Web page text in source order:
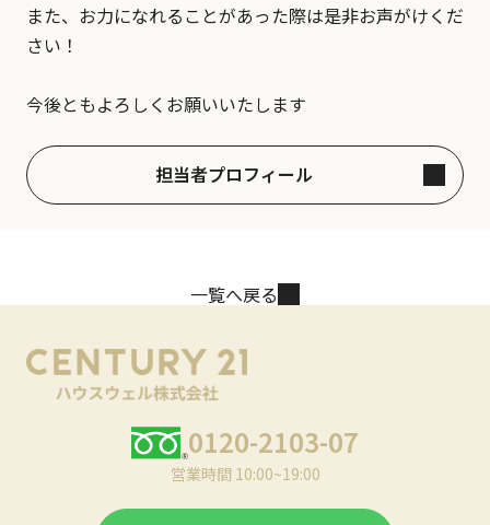
また、お力になれることがあった際は是非お声がけくだ
さい！
今後ともよろしくお願いいたします
担当者プロフィール
一覧へ戻る
0120-2103-07
営業時間 10:00~19:00